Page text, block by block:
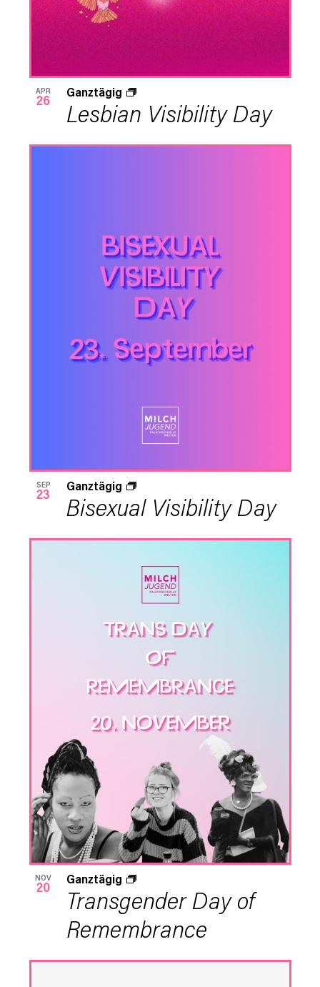
APR
26 Lesbian Visibility Day
Ganztägig
SEP
23 Bisexual Visibility Day
Ganztägig
NOV
20
Transgender Day of
Remembrance
Ganztägig